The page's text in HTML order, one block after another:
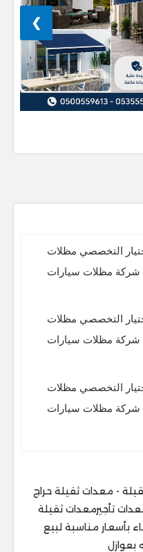
❯
التخصصي مظلات
شركة مظلات سيارات
التخصصي مظلات
شركة مظلات سيارات
التخصصي مظلات
شركة مظلات سيارات
- معدات ثقيلة حراج
تأجيرمعدات ثقيلة
بأسعار مناسبة لبيع
بعوازل